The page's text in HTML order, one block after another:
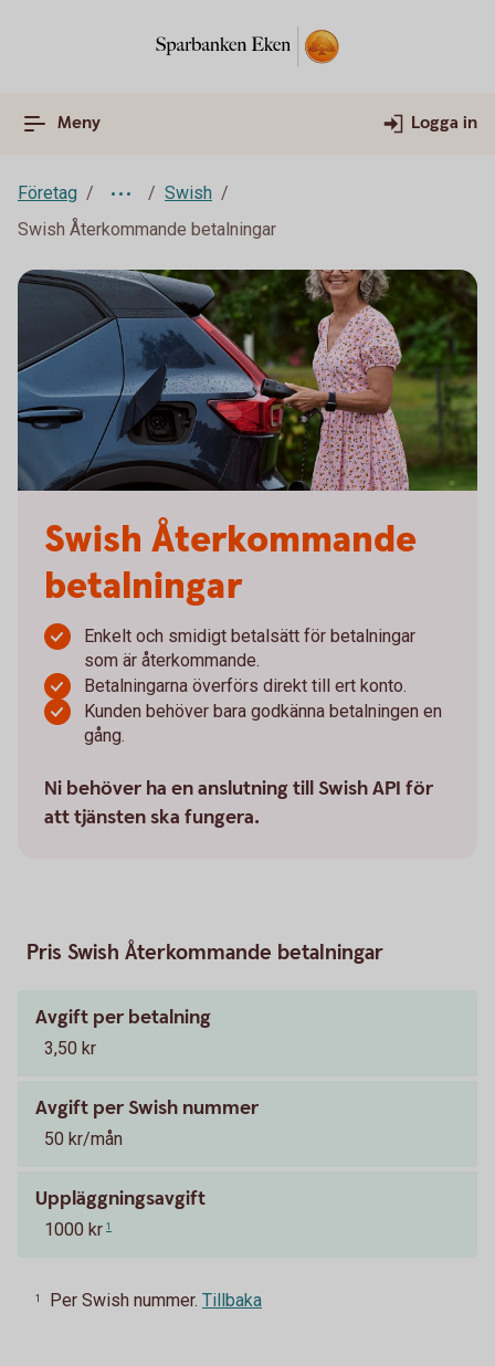
Meny Logga in
Företag
Swish
Swish Återkommande betalningar
Swish Återkommande
betalningar
Enkelt och smidigt betalsätt för betalningar
som är återkommande.
Betalningarna överförs direkt till ert konto.
Kunden behöver bara godkänna betalningen en
gång.
Ni behöver ha en anslutning till Swish API för
att tjänsten ska fungera.
Pris Swish Återkommande betalningar
Avgift per betalning
3,50 kr
Avgift per Swish nummer
50 kr/mån
Uppläggningsavgift
1000 kr 1
1 Per Swish nummer. Tillbaka